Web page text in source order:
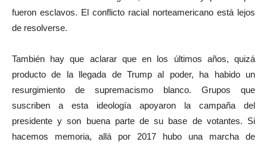
fueron esclavos. El conflicto racial norteamericano está lejos
de resolverse.
También hay que aclarar que en los últimos años, quizá
producto de la llegada de Trump al poder, ha habido un
resurgimiento de supremacismo blanco. Grupos que
suscriben a esta ideología apoyaron la campaña del
presidente y son buena parte de su base de votantes. Si
hacemos memoria, allá por 2017 hubo una marcha de